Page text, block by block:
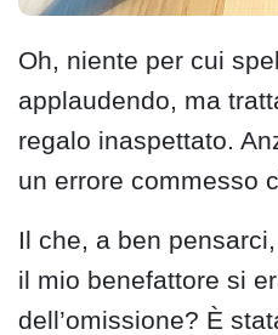
Oh, niente per cui
applaudendo, ma
regalo inaspettato.
un errore commesso
Il che, a ben
il mio benefattore si
dell’omissione? È